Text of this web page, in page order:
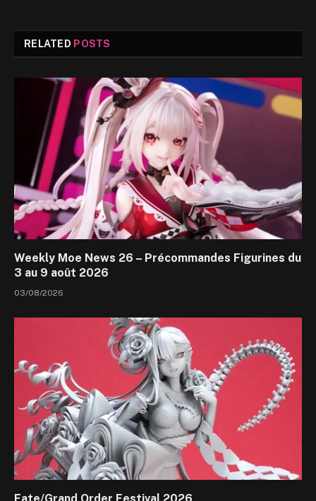
RELATED POSTS
Weekly Moe News 26 – Précommandes Figurines du
3 au 9 août 2026
03/08/2026